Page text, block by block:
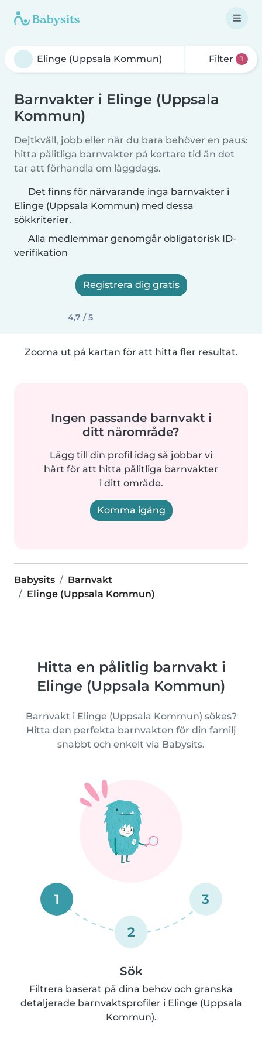
Filter 1
Barnvakter i Elinge (Uppsala
Kommun)
Dejtkväll, jobb eller när du bara behöver en paus:
hitta pålitliga barnvakter på kortare tid än det
tar att förhandla om läggdags.
Det finns för närvarande inga barnvakter i
Elinge (Uppsala Kommun) med dessa
sökkriterier.
Alla medlemmar genomgår obligatorisk ID-
verifikation
Registrera dig gratis
4,7 / 5
Zooma ut på kartan för att hitta fler resultat.
Ingen passande barnvakt i
ditt närområde?
Lägg till din profil idag så jobbar vi
hårt för att hitta pålitliga barnvakter
i ditt område.
Komma igång
Babysits
Barnvakt
Elinge (Uppsala Kommun)
Hitta en pålitlig barnvakt i
Elinge (Uppsala Kommun)
Barnvakt i Elinge (Uppsala Kommun) sökes?
Hitta den perfekta barnvakten för din familj
snabbt och enkelt via Babysits.
1
2
3
Sök
Filtrera baserat på dina behov och granska
detaljerade barnvaktsprofiler i Elinge (Uppsala
Kommun).